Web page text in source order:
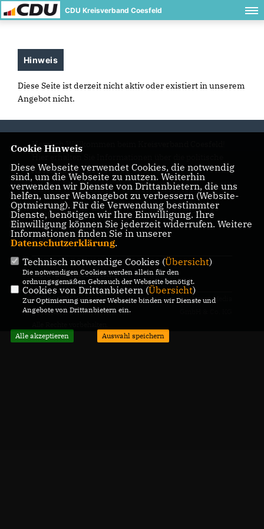
CDU Kreisverband Coesfeld
Hinweis
Diese Seite ist derzeit nicht aktiv oder existiert in unserem
Angebot nicht.
Herzlich Willkommen beim Kreisverband Coesfeld!
Arbeit und Termine.
IMPRESSUM DATENSCHUTZ KONTAKT
CDU NRW
CDU Deutschlands
© 2026 CDU Kreisverband
Coesfeld
Realisation: Sharkness Media
Cookie Hinweis
Diese Webseite verwendet Cookies, die notwendig
sind, um die Webseite zu nutzen. Weiterhin
verwenden wir Dienste von Drittanbietern, die uns
helfen, unser Webangebot zu verbessern (Website-
Optmierung). Für die Verwendung bestimmter
Dienste, benötigen wir Ihre Einwilligung. Ihre
Einwilligung können Sie jederzeit widerrufen. Weitere
Informationen finden Sie in unserer
Datenschutzerklärung.
Technisch notwendige Cookies (Übersicht)
Die notwendigen Cookies werden allein für den
ordnungsgemäßen Gebrauch der Webseite benötigt.
Cookies von Drittanbietern (Übersicht)
Zur Optimierung unserer Webseite binden wir Dienste und
Angebote von Drittanbietern ein.
Alle akzeptieren Auswahl speichern